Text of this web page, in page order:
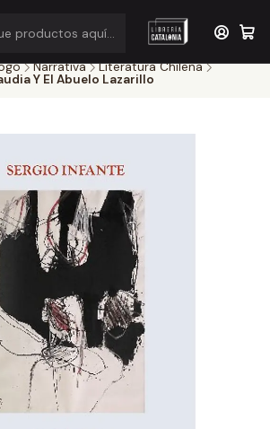
a $1.000 en RM por compras sobre
Narrativa
Literatura Chilena
Y El Abuelo Lazarillo